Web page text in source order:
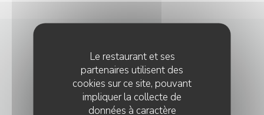
Le restaurant et ses
partenaires utilisent des
cookies sur ce site, pouvant
impliquer la collecte de
données à caractère
NOUS CONTACTER
Vous désirez nous contacter ?
Remplissez le formulaire ci-dessous !